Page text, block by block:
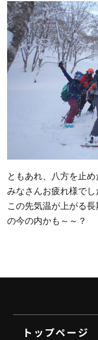
ともあれ、八方を止
みなさんお疲れ様でし
この先気温が上がる
の今の内かも～～？
トップページ